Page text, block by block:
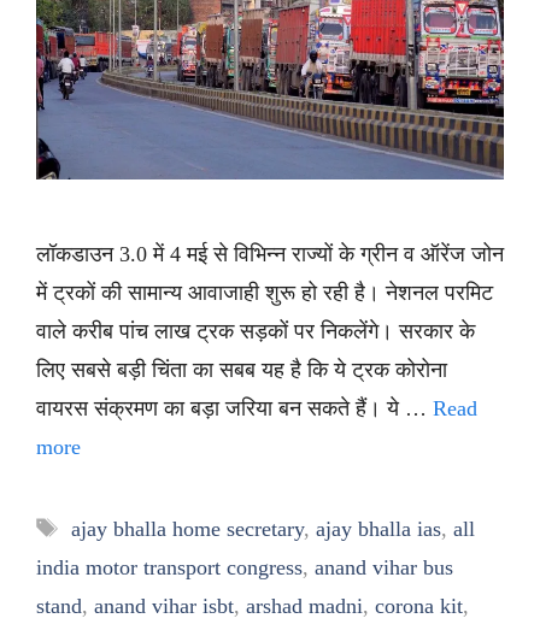
लॉकडाउन 3.0 में 4 मई से विभिन्न राज्यों के ग्रीन व ऑरेंज जोन
में ट्रकों की सामान्य आवाजाही शुरू हो रही है। नेशनल परमिट
वाले करीब पांच लाख ट्रक सड़कों पर निकलेंगे। सरकार के
लिए सबसे बड़ी चिंता का सबब यह है कि ये ट्रक कोरोना
वायरस संक्रमण का बड़ा जरिया बन सकते हैं। ये … Read
more
Tags
ajay bhalla home secretary, ajay bhalla ias, all
india motor transport congress, anand vihar bus
stand, anand vihar isbt, arshad madni, corona kit,